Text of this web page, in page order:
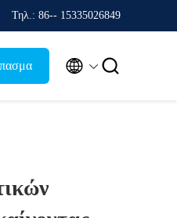
Τηλ.: 86-- 15335026849
 